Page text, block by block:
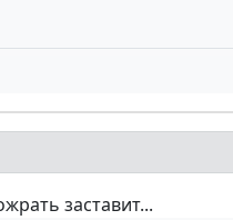
заставит...